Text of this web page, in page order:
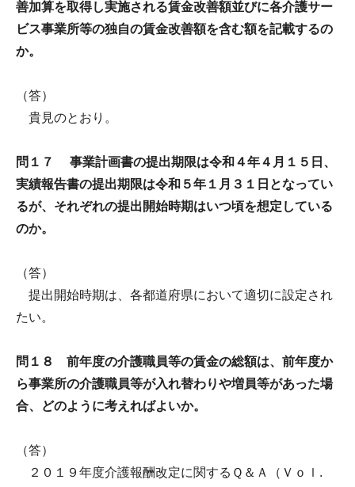
善加算を取得し実施される賃金改善額並びに各介護サー
ビス事業所等の独自の賃金改善額を含む額を記載するの
か。
（答）
貴見のとおり。
問１７ 事業計画書の提出期限は令和４年４月１５日、
実績報告書の提出期限は令和５年１月３１日となってい
るが、それぞれの提出開始時期はいつ頃を想定している
のか。
（答）
提出開始時期は、各都道府県において適切に設定され
たい。
問１８ 前年度の介護職員等の賃金の総額は、前年度か
ら事業所の介護職員等が入れ替わりや増員等があった場
合、どのように考えればよいか。
（答）
２０１９年度介護報酬改定に関するＱ＆Ａ（Ｖｏｌ.